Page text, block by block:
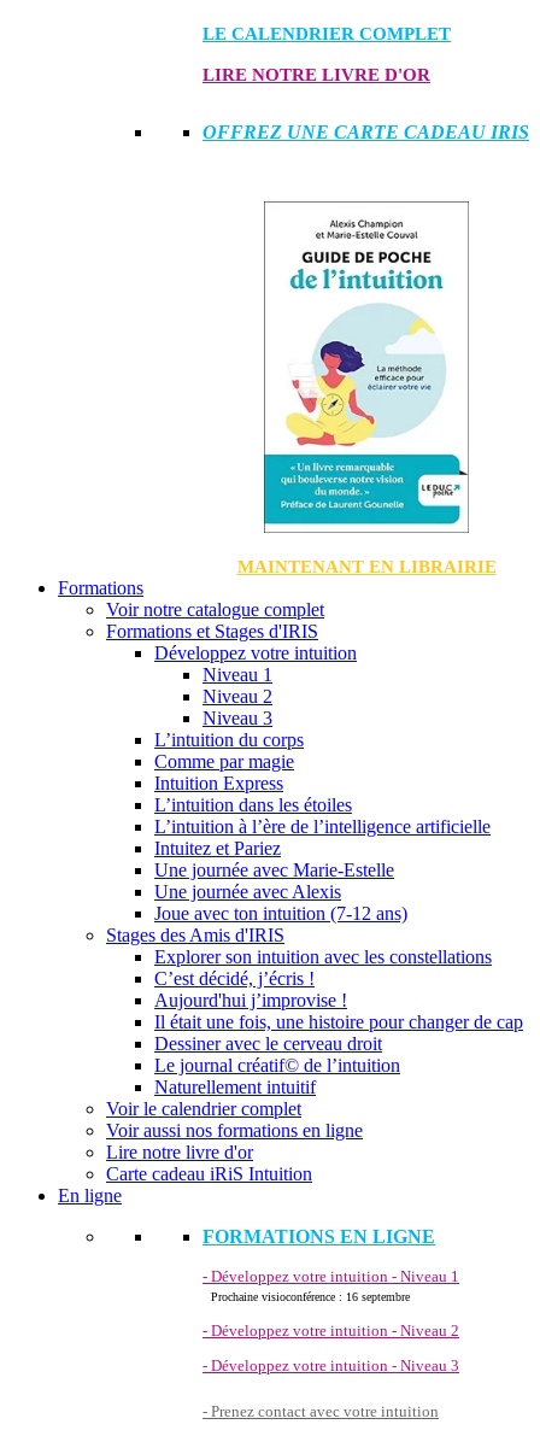
LE CALENDRIER COMPLET
LIRE NOTRE LIVRE D'OR
OFFREZ UNE CARTE CADEAU IRIS
MAINTENANT EN LIBRAIRIE
Formations
Voir notre catalogue complet
Formations et Stages d'IRIS
Développez votre intuition
Niveau 1
Niveau 2
Niveau 3
L’intuition du corps
Comme par magie
Intuition Express
L’intuition dans les étoiles
L’intuition à l’ère de l’intelligence artificielle
Intuitez et Pariez
Une journée avec Marie-Estelle
Une journée avec Alexis
Joue avec ton intuition (7-12 ans)
Stages des Amis d'IRIS
Explorer son intuition avec les constellations
C’est décidé, j’écris !
Aujourd'hui j’improvise !
Il était une fois, une histoire pour changer de cap
Dessiner avec le cerveau droit
Le journal créatif© de l’intuition
Naturellement intuitif
Voir le calendrier complet
Voir aussi nos formations en ligne
Lire notre livre d'or
Carte cadeau iRiS Intuition
En ligne
FORMATIONS EN LIGNE
- Développez votre intuition - Niveau 1
Prochaine visioconférence : 16 septembre
- Développez votre intuition - Niveau 2
- Développez votre intuition - Niveau 3
- Prenez contact avec votre intuition